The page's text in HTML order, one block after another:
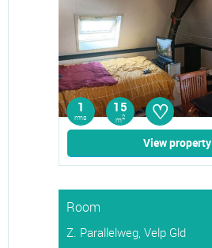
1
rms
15
m2 ♡
View property
Room
Z. Parallelweg, Velp Gld